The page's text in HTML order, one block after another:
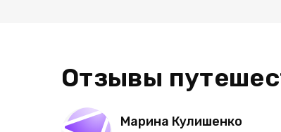
Отзывы
Марина Кулишенко